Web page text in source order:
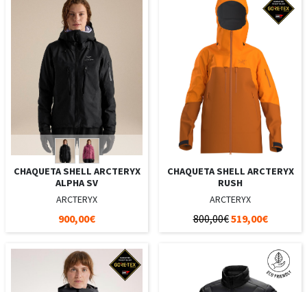
CHAQUETA SHELL ARCTERYX
ALPHA SV
ARCTERYX
900,00€
CHAQUETA SHELL ARCTERYX
RUSH
ARCTERYX
800,00€519,00€